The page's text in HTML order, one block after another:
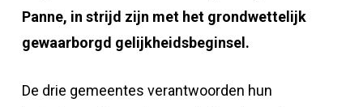
Panne, in strijd zijn met het grondwettelijk
gewaarborgd gelijkheidsbeginsel.
De drie gemeentes verantwoorden hun